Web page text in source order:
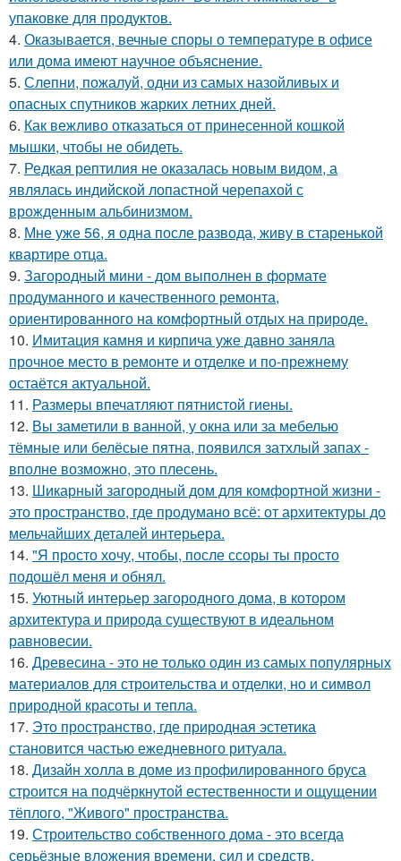
упаковке для продуктов.
4. Оказывается, вечные споры о температуре в офисе
или дома имеют научное объяснение.
5. Слепни, пожалуй, одни из самых назойливых и
опасных спутников жарких летних дней.
6. Как вежливо отказаться от принесенной кошкой
мышки, чтобы не обидеть.
7. Редкая рептилия не оказалась новым видом, а
являлась индийской лопастной черепахой с
врожденным альбинизмом.
8. Мне уже 56, я одна после развода, живу в старенькой
квартире отца.
9. Загородный мини - дом выполнен в формате
продуманного и качественного ремонта,
ориентированного на комфортный отдых на природе.
10. Имитация камня и кирпича уже давно заняла
прочное место в ремонте и отделке и по-прежнему
остаётся актуальной.
11. Размеры впечатляют пятнистой гиены.
12. Вы заметили в ванной, у окна или за мебелью
тёмные или белёсые пятна, появился затхлый запах -
вполне возможно, это плесень.
13. Шикарный загородный дом для комфортной жизни -
это пространство, где продумано всё: от архитектуры до
мельчайших деталей интерьера.
14. "Я просто хочу, чтобы, после ссоры ты просто
подошёл меня и обнял.
15. Уютный интерьер загородного дома, в котором
архитектура и природа существуют в идеальном
равновесии.
16. Древесина - это не только один из самых популярных
материалов для строительства и отделки, но и символ
природной красоты и тепла.
17. Это пространство, где природная эстетика
становится частью ежедневного ритуала.
18. Дизайн холла в доме из профилированного бруса
строится на подчёркнутой естественности и ощущении
тёплого, "Живого" пространства.
19. Строительство собственного дома - это всегда
серьёзные вложения времени, сил и средств.